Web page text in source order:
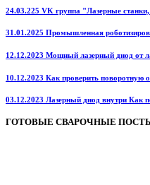
24.03.225 VK группа "Лазерные
31.01.2025 Промышленная
12.12.2023 Мощный лазерный диод от
10.12.2023 Как проверить поворотную
03.12.2023 Лазерный диод внутри Как
ГОТОВЫЕ СВАРОЧНЫЕ